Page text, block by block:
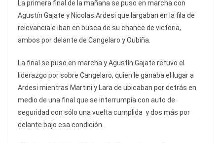
La primera final de la mañana se puso en marcha con
Agustín Gajate y Nicolas Ardesi que largaban en la fila de
relevancia e iban en busca de su chance de victoria,
ambos por delante de Cangelaro y Oubiña.
La final se puso en marcha y Agustín Gajate retuvo el
liderazgo por sobre Cangelaro, quien le ganaba el lugar a
Ardesi mientras Martini y Lara de ubicaban por detrás en
medio de una final que se interrumpía con auto de
seguridad con sólo una vuelta cumplida y dos más por
delante bajo esa condición.